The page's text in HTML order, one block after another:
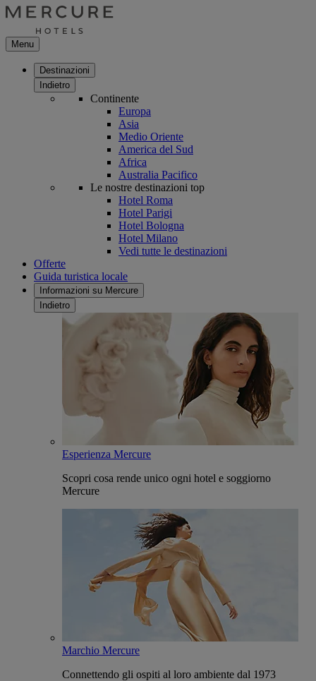
Menu
Destinazioni
Indietro
Continente
Europa
Asia
Medio Oriente
America del Sud
Africa
Australia Pacifico
Le nostre destinazioni top
Hotel Roma
Hotel Parigi
Hotel Bologna
Hotel Milano
Vedi tutte le destinazioni
Offerte
Guida turistica locale
Informazioni su Mercure
Indietro
Esperienza Mercure
Scopri cosa rende unico ogni hotel e soggiorno
Mercure
Marchio Mercure
Connettendo gli ospiti al loro ambiente dal 1973